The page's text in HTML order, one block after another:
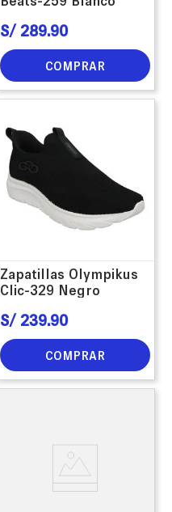
S/ 289.90
COMPRAR
Zapatillas Olympikus
Clic-329 Negro
S/ 239.90
COMPRAR